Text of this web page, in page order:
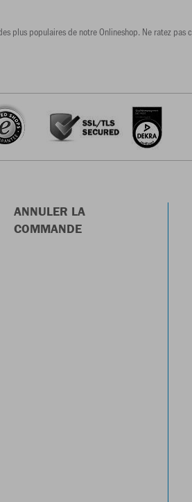
plus populaires de notre Onlineshop. Ne ratez
ANNULER LA
COMMANDE